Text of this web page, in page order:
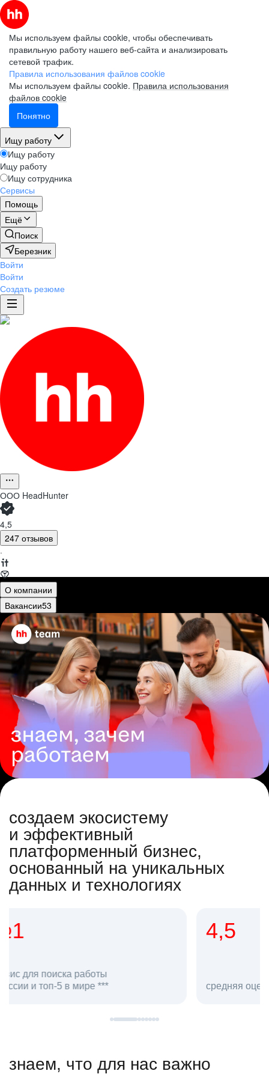
Мы используем файлы cookie, чтобы обеспечивать
правильную работу нашего веб-сайта и анализировать
сетевой трафик.
Правила использования файлов cookie
Мы используем файлы cookie. Правила использования
файлов cookie
Понятно
Ищу работу
Ищу работу
Ищу работу
Ищу сотрудника
Сервисы
Помощь
Ещё
Поиск
Березник
Войти
Войти
Создать резюме
ООО HeadHunter
4,5
247 отзывов
·
О компании
Вакансии53
создаем экосистему
и эффективный
платформенный бизнес,
основанный на уникальных
данных и технологиях
4,5
средняя оценка hh.ru как работодателя **
в hh.ru
знаем, что для нас важно